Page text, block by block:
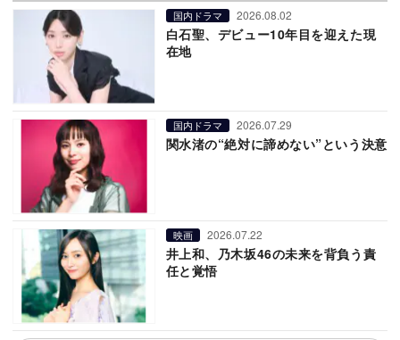
国内ドラマ 2026.08.02
白石聖、デビュー10年目を迎えた現
在地
国内ドラマ 2026.07.29
関水渚の“絶対に諦めない”という決意
映画 2026.07.22
井上和、乃木坂46の未来を背負う責
任と覚悟